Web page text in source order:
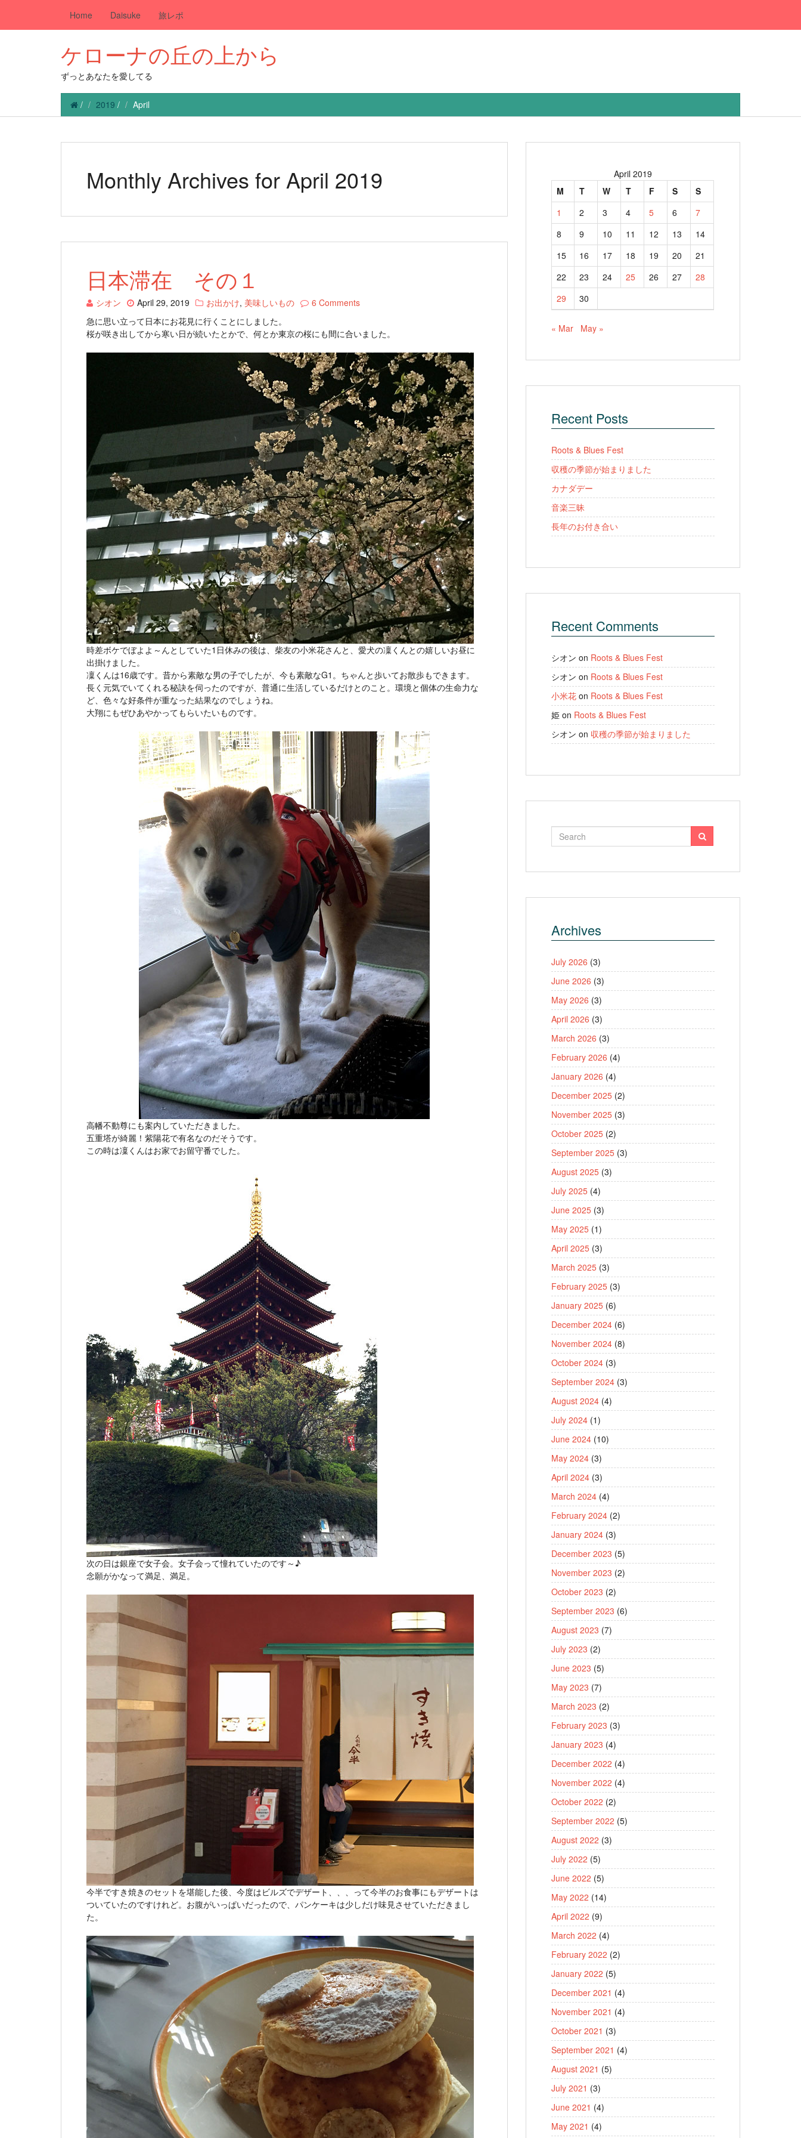
Home Daisuke 旅レポ
ケローナの丘の上から
ずっとあなたを愛してる
/ 2019 / April
Monthly Archives for April 2019
日本滞在 その１
シオン April 29, 2019 お出かけ, 美味しいもの
6 Comments
急に思い立って日本にお花見に行くことにしました。
桜が咲き出してから寒い日が続いたとかで、何とか東京の桜にも間に合いました。
時差ボケでぼよよ～んとしていた1日休みの後は、柴友の小米花さんと、愛犬の凜くんとの嬉しいお昼に
出掛けました。
凜くんは16歳です。昔から素敵な男の子でしたが、今も素敵なG1。ちゃんと歩いてお散歩もできます。
長く元気でいてくれる秘訣を伺ったのですが、普通に生活しているだけとのこと。環境と個体の生命力な
ど、色々な好条件が重なった結果なのでしょうね。
大翔にもぜひあやかってもらいたいものです。
高幡不動尊にも案内していただきました。
五重塔が綺麗！紫陽花で有名なのだそうです。
この時は凜くんはお家でお留守番でした。
次の日は銀座で女子会。女子会って憧れていたのです～♪
念願がかなって満足、満足。
今半ですき焼きのセットを堪能した後、今度はビルズでデザート、、、って今半のお食事にもデザートは
ついていたのですけれど。お腹がいっぱいだったので、パンケーキは少しだけ味見させていただきまし
た。
April 2019
M
T W T F S
S
1
2 3 4 5 6
7
8
9 10 11 12 13
14
15
16 17 18 19 20
21
22
23 24 25 26 27
28
29
30
« Mar May »
Recent Posts
Roots & Blues Fest
収穫の季節が始まりました
カナダデー
音楽三昧
長年のお付き合い
Recent Comments
シオン on Roots & Blues Fest
シオン on Roots & Blues Fest
小米花 on Roots & Blues Fest
姫 on Roots & Blues Fest
シオン on 収穫の季節が始まりました
Archives
July 2026 (3)
June 2026 (3)
May 2026 (3)
April 2026 (3)
March 2026 (3)
February 2026 (4)
January 2026 (4)
December 2025 (2)
November 2025 (3)
October 2025 (2)
September 2025 (3)
August 2025 (3)
July 2025 (4)
June 2025 (3)
May 2025 (1)
April 2025 (3)
March 2025 (3)
February 2025 (3)
January 2025 (6)
December 2024 (6)
November 2024 (8)
October 2024 (3)
September 2024 (3)
August 2024 (4)
July 2024 (1)
June 2024 (10)
May 2024 (3)
April 2024 (3)
March 2024 (4)
February 2024 (2)
January 2024 (3)
December 2023 (5)
November 2023 (2)
October 2023 (2)
September 2023 (6)
August 2023 (7)
July 2023 (2)
June 2023 (5)
May 2023 (7)
March 2023 (2)
February 2023 (3)
January 2023 (4)
December 2022 (4)
November 2022 (4)
October 2022 (2)
September 2022 (5)
August 2022 (3)
July 2022 (5)
June 2022 (5)
May 2022 (14)
April 2022 (9)
March 2022 (4)
February 2022 (2)
January 2022 (5)
December 2021 (4)
November 2021 (4)
October 2021 (3)
September 2021 (4)
August 2021 (5)
July 2021 (3)
June 2021 (4)
May 2021 (4)